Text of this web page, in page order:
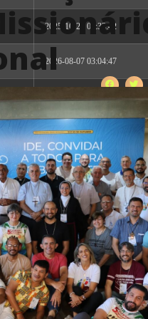
2025-10-24 08:33:42
2026-08-07 03:04:47
2026-08-07 03:04:47
2026-08-07 03:04:47
2026-08-07 03:04:47
2026-08-07 03:04:47
2026-08-07 03:04:47
2026-08-07 03:04:47